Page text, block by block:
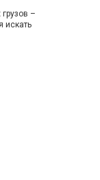
–
искать